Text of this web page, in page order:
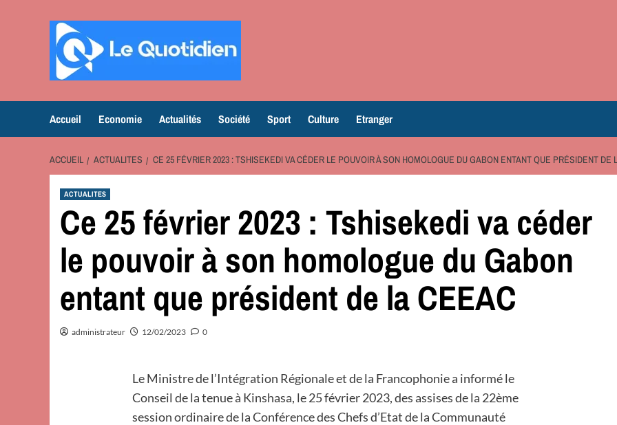
Accueil Economie Actualités Société Sport Culture Etranger
ACCUEIL ACTUALITES CE 25 FÉVRIER 2023 : TSHISEKEDI VA CÉDER LE POUVOIR À SON HOMOLOGUE DU GABON ENTANT QUE PRÉSIDENT DE
ACTUALITES
Ce 25 février 2023 : Tshisekedi va céder
le pouvoir à son homologue du Gabon
entant que président de la CEEAC
administrateur 12/02/2023 0
Le Ministre de l’Intégration Régionale et de la Francophonie a informé le
Conseil de la tenue à Kinshasa, le 25 février 2023, des assises de la 22ème
session ordinaire de la Conférence des Chefs d’Etat de la Communauté